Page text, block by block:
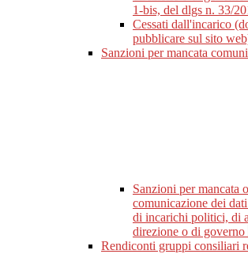
1-bis, del dlgs n. 33/
Cessati dall'incarico
pubblicare sul sito
Sanzioni per mancata
Sanzioni per mancata
comunicazione dei
di incarichi politici, di
direzione o di governo
Rendiconti gruppi consiliari